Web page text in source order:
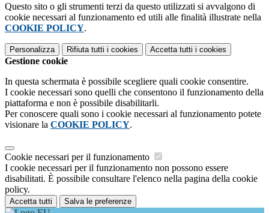
Questo sito o gli strumenti terzi da questo utilizzati si avvalgono di
cookie necessari al funzionamento ed utili alle finalità illustrate nella
COOKIE POLICY.
Personalizza Rifiuta tutti i cookies Accetta tutti i cookies
Gestione cookie
In questa schermata è possibile scegliere quali cookie consentire.
I cookie necessari sono quelli che consentono il funzionamento della
piattaforma e non è possibile disabilitarli.
Per conoscere quali sono i cookie necessari al funzionamento potete
visionare la COOKIE POLICY.
Cookie necessari per il funzionamento
I cookie necessari per il funzionamento non possono essere
disabilitati. È possibile consultare l'elenco nella pagina della cookie
policy.
Accetta tutti Salva le preferenze